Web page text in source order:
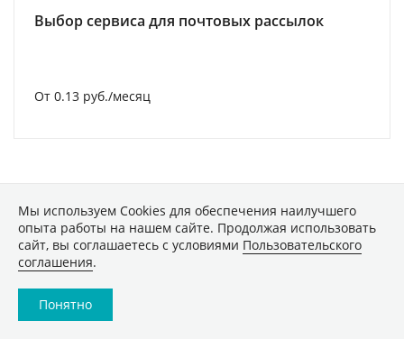
Выбор сервиса для почтовых рассылок
От 0.13 руб./месяц
ТЕХНИКА
Лучшие видеорегистраторы в
Мы используем Сookies для обеспечения наилучшего
опыта работы на нашем сайте. Продолжая использовать
сайт, вы соглашаетесь с условиями Пользовательского
соглашения.
Понятно